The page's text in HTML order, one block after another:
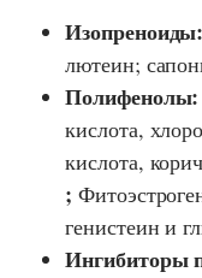
Изопреноиды:
лютеин;
Полифенолы:
кислота,
кислота,
;
генистеин и
Ингибиторы